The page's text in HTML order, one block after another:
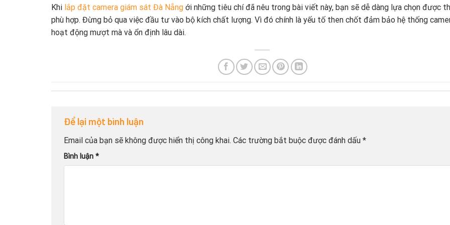
Khi lắp đặt camera giám sát Đà Nẵng ới những tiêu chí đã nêu trong bài viết này, bạn sẽ dễ dàng lựa chọn được
phù hợp. Đừng bỏ qua việc đầu tư vào bộ kích chất lượng. Vì đó chính là yếu tố then chốt đảm bảo hệ thống
hoạt động mượt mà và ổn định lâu dài.
Để lại một bình luận
Email của bạn sẽ không được hiển thị công khai. Các trường bắt buộc được đánh dấu *
Bình luận *